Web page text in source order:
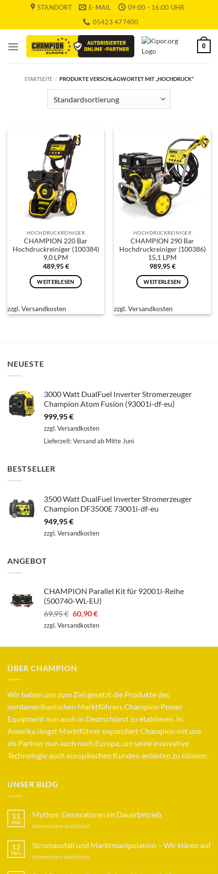
springen
STANDORT E-MAIL
09:00 - 16:00 UHR
05423 477400
0
STARTSEITE / PRODUKTE VERSCHLAGWORTET MIT „HOCHDRUCK“
HOCHDRUCKREINIGER
CHAMPION 220 Bar
Hochdruckreiniger (100384)
9,0 LPM
489,95€
WEITERLESEN
zzgl.Versandkosten
HOCHDRUCKREINIGER
CHAMPION 290 Bar
Hochdruckreiniger (100386)
15,1 LPM
989,95€
WEITERLESEN
zzgl.Versandkosten
NEUESTE
3000 Watt DualFuel Inverter Stromerzeuger
Champion Atom Fusion (93001i-df-eu)
999,95€
zzgl. Versandkosten
Lieferzeit:Versand ab Mitte Juni
BESTSELLER
3500 Watt DualFuel Inverter Stromerzeuger
Champion DF3500E 73001i-df-eu
949,95€
zzgl. Versandkosten
ANGEBOT
CHAMPION Parallel Kit für 92001i-Reihe
(500740-WL-EU)
69,95€ Ursprünglicher
Preis
60,90€Aktueller
Preis
zzgl. Versandkosten
ÜBER CHAMPION
Wir haben uns zum Ziel gesetzt die Produkte des
nordamerikanischen Marktführers Champion Power
Equipment nun auch in Deutschland zu etablieren. In
Amerika längst Marktführer expandiert Champion mit uns
als Partner nun auch nach Europa, um seine innovative
Technologie auch europäischen Kunden anbieten zu können.
UNSER BLOG
11
Mai
Mythos: Generatoren im Dauerbetrieb
Kommentare deaktiviertfür
Generatoren
im
Dauerbetrieb
12
Nov.
Stromausfall und Marktmanipulation – Wir klären auf
Kommentare deaktiviertfür